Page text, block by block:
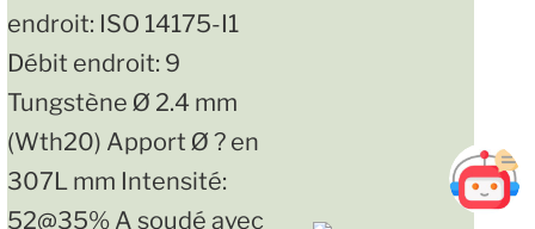
endroit: ISO 14175-I1
Débit endroit: 9
Tungstène Ø 2.4 mm
(Wth20) Apport Ø ? en
307L mm Intensité:
52@35% A soudé avec